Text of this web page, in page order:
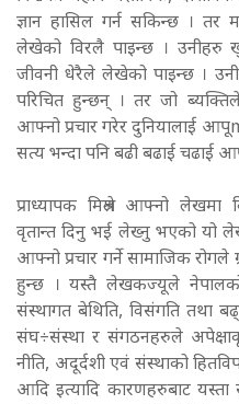
ज्ञान हासिल गर्न सकिन्छ ।
लेखेको विरलै पाइन्छ । उनीहरु
जीवनी धेरैले लेखेको पाइन्छ ।
परिचित हुन्छन् । तर जो
आफ्नो प्रचार गरेर दुनियालाई
सत्य भन्दा पनि बढी बढाई चढाई
प्राध्यापक मिश्रले आफ्नो लेखमा
वृतान्त दिनु भई लेख्नु भएको यो
आफ्नो प्रचार गर्ने सामाजिक रोगले
हुन्छ । यस्तै लेखकज्यूले
संस्थागत बेथिति, विसंगति तथा
संघ÷संस्था र संगठनहरुले
नीति, अदूर्दशी एवं संस्थाको
आदि इत्यादि कारणहरुबाट